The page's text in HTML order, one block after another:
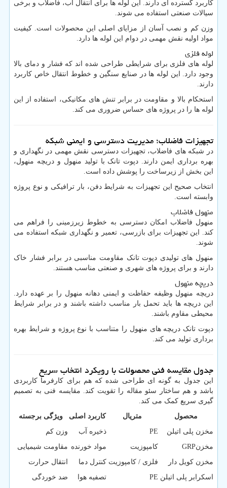
کاربرد گسترده ای دارند. این لوله ها برای انتقال آب، فاضلاب و برخی
سیالات صنعتی استفاده می شوند.
وزن کم و نصب آسان از مزایای اصلی این محصولات است. کیفیت
مواد اولیه نقش مهمی در دوام این لوله ها دارد.
لوله فلزی
لوله های فلزی برای شرایطی طراحی شده اند که فشار و دمای بالا
وجود دارد. این لوله ها در صنایع سنگین و خطوط انتقال خاص کاربرد
دارند.
استحکام بالا و مقاومت در برابر تنش های مکانیکی، استفاده از این
لوله ها را در پروژه های حساس ضروری می کند.
تجهیزات فاضلاب؛ مدیریت دسترسی و ایمنی شبکه
در شبکه های فاضلاب، تجهیزات دسترسی نقش مهمی در نگهداری و
بهره برداری ایمن دارند. دپوت تانک با تولید منهول و دریچه منهول،
این بخش از زیرساخت را پوشش داده است.
انتخاب صحیح این تجهیزات به شرایط دفن، بار ترافیکی و نوع پروژه
وابسته است.
منهول فاضلاب
منهول فاضلاب امکان دسترسی به خطوط زیرزمینی را فراهم می
کند. این تجهیزات برای بازرسی، تعمیر و نگهداری شبکه استفاده می
شوند.
منهول های تولیدی دپوت تانک مقاومت مناسبی در برابر فشار خاک
دارند و برای پروژه های شهری و صنعتی مناسب هستند.
دریچه منهول
دریچه منهول وظیفه حفاظت و ایمنی دهانه منهول را بر عهده دارد.
این دریچه ها باید تحمل بار مناسب داشته باشند و در برابر شرایط
محیطی مقاوم باشند.
دپوت تانک دریچه های منهول را متناسب با نوع پروژه و شرایط بهره
برداری تولید می کند.
جدول مقایسه فنی محصولات با رویکرد انتخاب سریع
این جدول به گونه ای طراحی شده که هم برای کارفرما کاربردی
باشد و هم ساختار سئو مقاله را تقویت کند. مقایسه فنی به تصمیم
گیری سریع کمک می کند.
محصول
متریال کاربرد اصلی
ویژگی برجسته
مخزن پلی اتیلن
PE ذخیره آب
وزن کم
مخزنGRP کامپوزیت مواد خورنده مقاومت شیمیایی
مخزن کویل دار
فلزی / کامپوزیت کنترل دما
انتقال حرارت
اسکرابر پلی اتیلن PE تصفیه هوا
ضد خوردگی